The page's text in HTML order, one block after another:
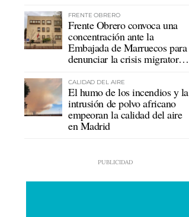
FRENTE OBRERO
Frente Obrero convoca una
concentración ante la
Embajada de Marruecos para
denunciar la crisis migratoria
CALIDAD DEL AIRE
El humo de los incendios y la
intrusión de polvo africano
empeoran la calidad del aire
en Madrid